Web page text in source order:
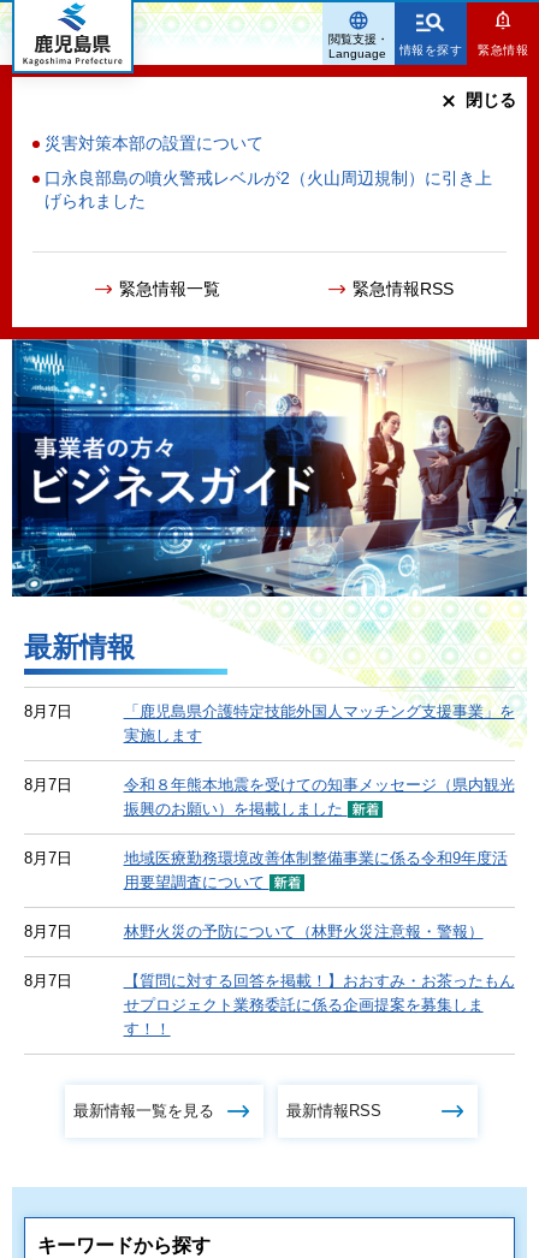
鹿児島県
情報を探す 緊急情報
災害対策本部の設置について
口永良部島の噴火警戒レベルが2（火山周辺規制）に引き上
げられました
緊急情報一覧 緊急情報RSS
閉じる
閲覧支援・
Language
事業者の方々 ビジネスガイド
最新情報
最新情報一覧を見る 最新情報RSS
8月7日
「鹿児島県介護特定技能外国人マッチング支援事業」を
実施します
8月7日
令和８年熊本地震を受けての知事メッセージ（県内観光
振興のお願い）を掲載しました
8月7日
地域医療勤務環境改善体制整備事業に係る令和9年度活
用要望調査について
8月7日 林野火災の予防について（林野火災注意報・警報）
8月7日
【質問に対する回答を掲載！】おおすみ・お茶ったもん
せプロジェクト業務委託に係る企画提案を募集しま
す！！
キーワードから探す